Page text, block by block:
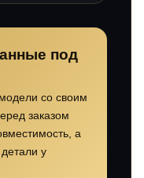
под
со своим
заказом
а
у